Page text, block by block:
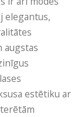
elegantus,
augstas
estētiku ar